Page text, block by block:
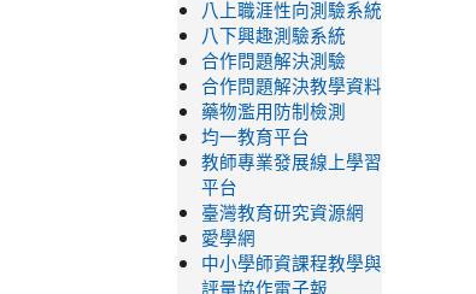
八上職涯性向測驗系統
八下興趣測驗系統
合作問題解決測驗
合作問題解決教學資料
藥物濫用防制檢測
均一教育平台
教師專業發展線上學習
平台
臺灣教育研究資源網
愛學網
中小學師資課程教學與
評量協作電子報